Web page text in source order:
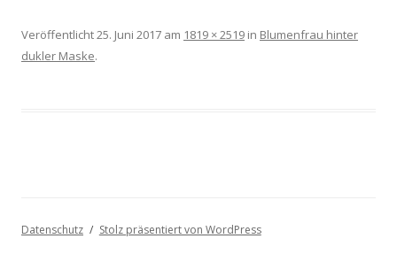
Veröffentlicht25. Juni 2017 am 1819 × 2519 in Blumenfrau hinter
dukler Maske.
Datenschutz Stolz präsentiert von WordPress